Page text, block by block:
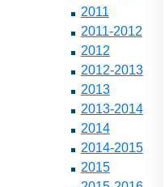
2011
2011-2012
2012
2012-2013
2013
2013-2014
2014
2014-2015
2015